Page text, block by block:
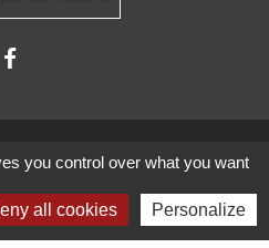
you control over what you want
all cookies Personalize